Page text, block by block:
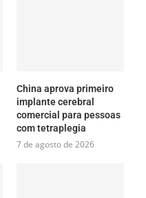
China aprova primeiro
implante cerebral
comercial para pessoas
com tetraplegia
7 de agosto de 2026